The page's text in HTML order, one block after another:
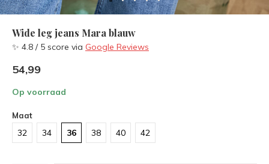
Wide leg jeans Mara blauw
✨ 4.8 / 5 score via Google Reviews
54,99
Op voorraad
Maat
32 34 36 38 40 42